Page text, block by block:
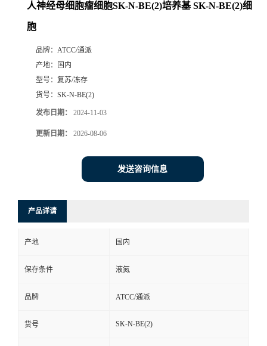
人神经母细胞瘤细胞SK-N-BE(2)培养基 SK-N-BE(2)细
胞
品牌： ATCC/通派
产地：
国内
型号： 复苏/冻存
货号： SK-N-BE(2)
发布日期： 2024-11-03
更新日期： 2026-08-06
发送咨询信息
产品详请
产地 国内
保存条件 液氮
品牌 ATCC/通派
货号 SK-N-BE(2)